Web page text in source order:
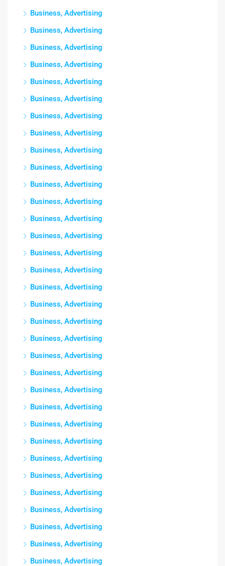
Business, Advertising
Business, Advertising
Business, Advertising
Business, Advertising
Business, Advertising
Business, Advertising
Business, Advertising
Business, Advertising
Business, Advertising
Business, Advertising
Business, Advertising
Business, Advertising
Business, Advertising
Business, Advertising
Business, Advertising
Business, Advertising
Business, Advertising
Business, Advertising
Business, Advertising
Business, Advertising
Business, Advertising
Business, Advertising
Business, Advertising
Business, Advertising
Business, Advertising
Business, Advertising
Business, Advertising
Business, Advertising
Business, Advertising
Business, Advertising
Business, Advertising
Business, Advertising
Business, Advertising